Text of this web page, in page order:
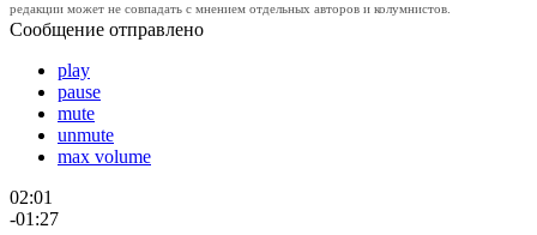
редакции может не совпадать с мнением отдельных авторов и колумнистов.
Сообщение отправлено
play
pause
mute
unmute
max volume
02:01
-01:27